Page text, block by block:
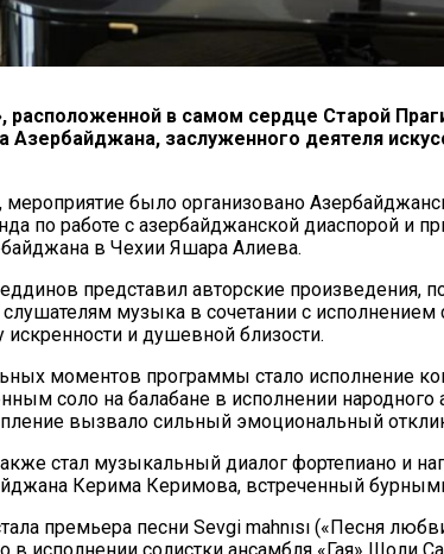
расположенной в самом сердце Старой
Азербайджана, заслуженного деятеля
было организовано
по работе с азербайджанской диаспорой и
в Чехии Яшара Алиева.
представил авторские произведения,
музыка в сочетании с исполнением
искренности и душевной близости.
моментов программы стало исполнение
соло на балабане в исполнении народного
вызвало сильный эмоциональный
стал музыкальный диалог фортепиано и
Керима Керимова, встреченный
премьера песни Sevgi mahnısı («Песня